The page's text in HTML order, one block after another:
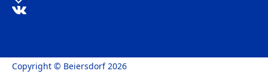
Copyright © Beiersdorf 2026